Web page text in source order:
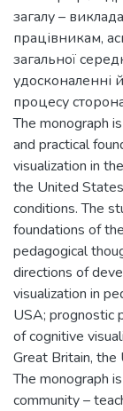
загалу –
працівникам,
загальної
удосконаленні
процесу
The monograph
and practical
visualization in
the United
conditions. The
foundations of
pedagogical
directions of
visualization in
USA; prognostic
of cognitive
Great Britain, the
The monograph
community –